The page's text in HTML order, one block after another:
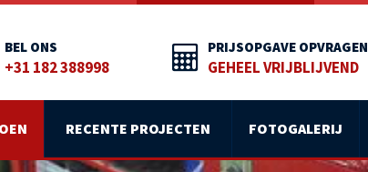
BEL ONS
+31 182 388998
PRIJSOPGAVE OPVRAGEN
GEHEEL VRIJBLIJVEND
RECENTE PROJECTEN FOTOGALERIJ